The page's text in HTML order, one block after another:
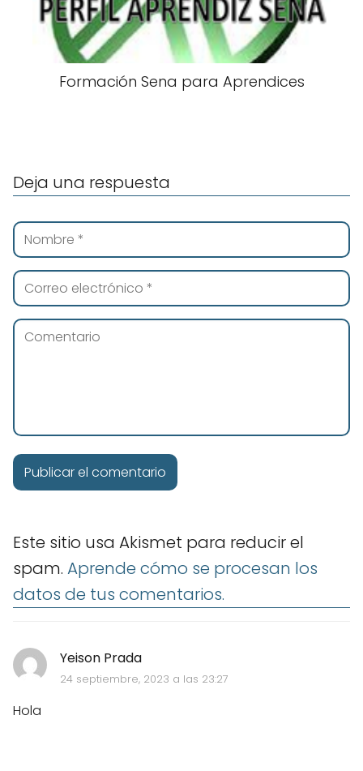
Formación Sena para Aprendices
Yeison Prada
24 septiembre, 2023 a las 23:27
Hola
Deja una respuesta
Este sitio usa Akismet para reducir el
spam. Aprende cómo se procesan los
datos de tus comentarios.